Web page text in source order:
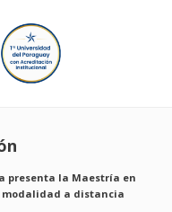
presenta la Maestría en
modalidad a distancia